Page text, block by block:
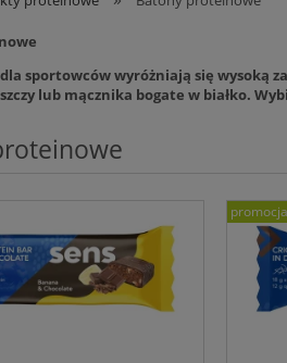
sportowców wyróżniają się wysoką
lub mącznika bogate w białko.
promocja